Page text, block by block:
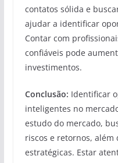
contatos sólida e
ajudar a identificar
Contar com
confiáveis pode
investimentos.
Conclusão: Identificar
inteligentes no
estudo do mercado,
riscos e retornos,
estratégicas. Estar